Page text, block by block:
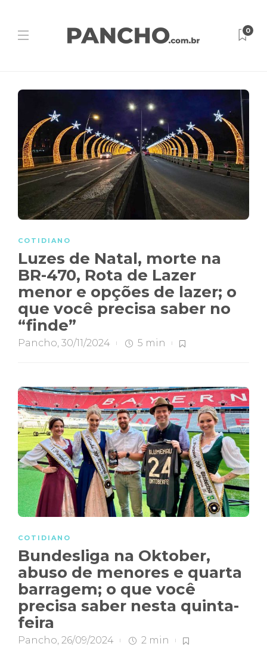
0
COTIDIANO
Luzes de Natal, morte na
BR-470, Rota de Lazer
menor e opções de lazer; o
que você precisa saber no
“finde”
Pancho, 30/11/2024 5 min
COTIDIANO
Bundesliga na Oktober,
abuso de menores e quarta
barragem; o que você
precisa saber nesta quinta-
feira
Pancho, 26/09/2024 2 min